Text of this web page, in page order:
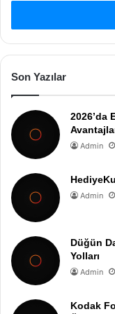
Son Yazılar
2026’da
Admin
Admin
Düğün
Yolları
Admin
Kodak